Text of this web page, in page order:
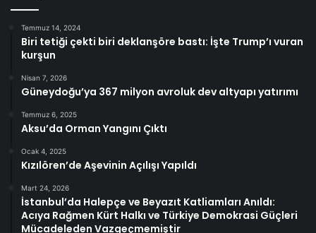
Temmuz 14, 2024
Biri tetiği çekti biri deklanşöre bastı: İşte Trump’ı vuran
kurşun
Nisan 7, 2026
Güneydoğu’ya 367 milyon avroluk dev altyapı yatırımı
Temmuz 6, 2025
Aksu’da Orman Yangını Çıktı
Ocak 4, 2025
Kızılören’de Aşevinin Açılışı Yapıldı
Mart 24, 2026
İstanbul’da Halepçe ve Beyazıt Katliamları Anıldı:
Acıya Rağmen Kürt Halkı ve Türkiye Demokrasi Güçleri
Mücadeleden Vazgeçmemiştir